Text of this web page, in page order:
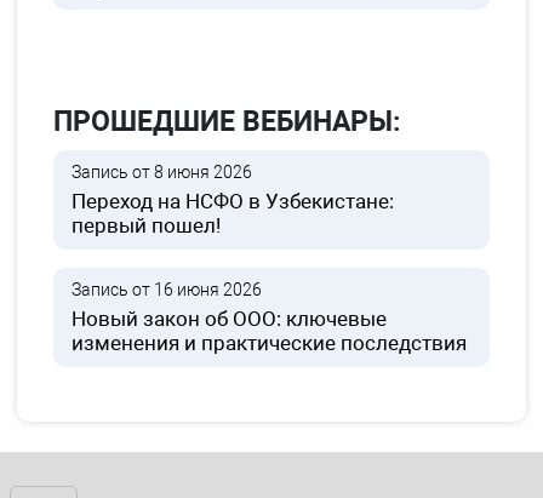
ПРОШЕДШИЕ ВЕБИНАРЫ:
Запись от 8 июня 2026
Переход на НСФО в Узбекистане:
первый пошел!
Запись от 16 июня 2026
Новый закон об ООО: ключевые
изменения и практические последствия